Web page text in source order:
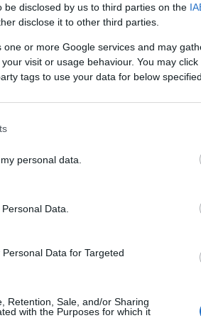
disclosed by us to third parties on the
disclose it to other third parties.
or more Google services and may
visit or usage behaviour. You may
tags to use your data for below
personal data.
Data.
Data for Targeted
Retention, Sale, and/or Sharing
with the Purposes for which it
zsidó sztárja szerint
Hollywood